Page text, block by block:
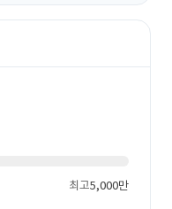
최고5,000만